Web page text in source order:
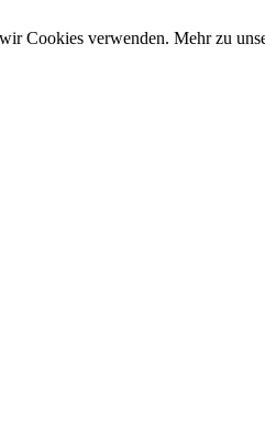
Cookies verwenden. Mehr zu